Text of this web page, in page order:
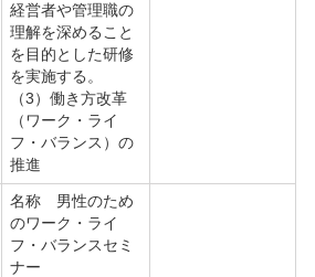
経営者や管理職の
理解を深めること
を目的とした研修
を実施する。
（3）働き方改革
（ワーク・ライ
フ・バランス）の
推進
名称 男性のため
のワーク・ライ
フ・バランスセミ
ナー